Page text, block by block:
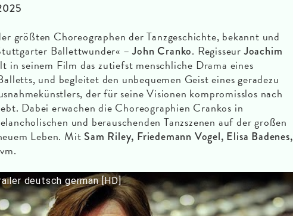
größten Choreographen der Tanzgeschichte, bekannt und
Ballettwunder« –John Cranko. RegisseurJoachim
in seinem Film das zutiefst menschliche Drama eines
und begleitet den unbequemen Geist eines geradezu
der für seine Visionen kompromisslos nach
Dabei erwachen die Choreographien Crankos in
und berauschenden Tanzszenen auf der großen
Leben. Mit Sam Riley, Friedemann Vogel, Elisa Badenes,
deutsch german [HD]